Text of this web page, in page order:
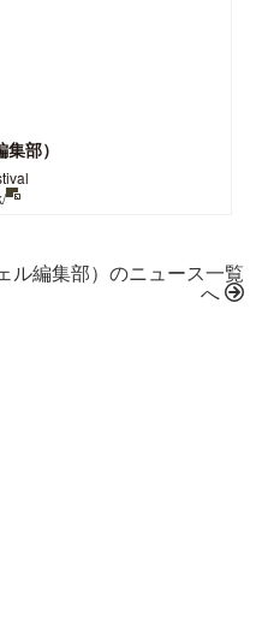
部）
ル編集部）のニュース一覧
へ